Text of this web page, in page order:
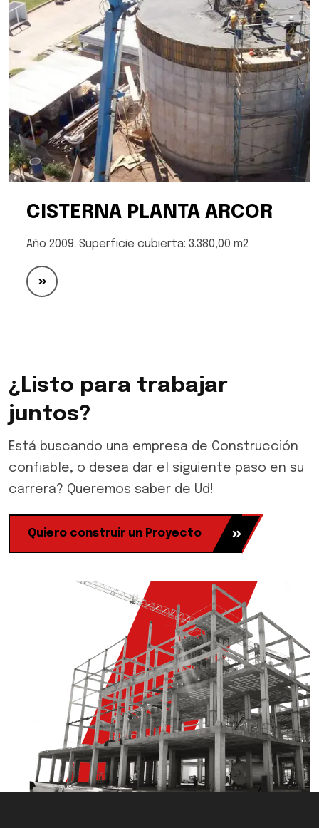
CISTERNA PLANTA ARCOR
Año 2009. Superficie cubierta: 3.380,00 m2
¿Listo para trabajar
juntos?
Está buscando una empresa de Construcción
confiable, o desea dar el siguiente paso en su
carrera? Queremos saber de Ud!
Quiero construir un Proyecto